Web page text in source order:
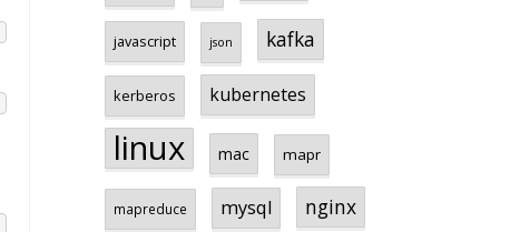
javascript json kafka
kerberos kubernetes
linux mac mapr
mapreduce mysql nginx